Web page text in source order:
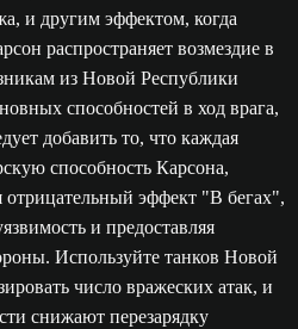
и другим эффектом, когда
распространяет возмездие в
из Новой Республики
способностей в ход врага,
добавить то, что каждая
способность Карсона,
эффект "В бегах",
и предоставляя
Используйте танков Новой
число вражеских атак, и
снижают перезарядку